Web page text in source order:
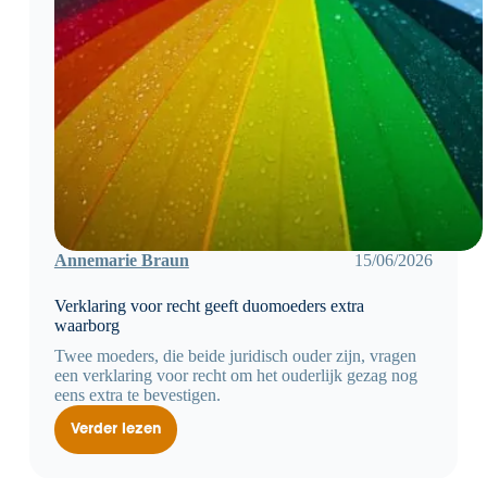
Annemarie Braun 15/06/2026
Verklaring voor recht geeft duomoeders extra
waarborg
Twee moeders, die beide juridisch ouder zijn, vragen
een verklaring voor recht om het ouderlijk gezag nog
eens extra te bevestigen.
Verder lezen
Verklaring